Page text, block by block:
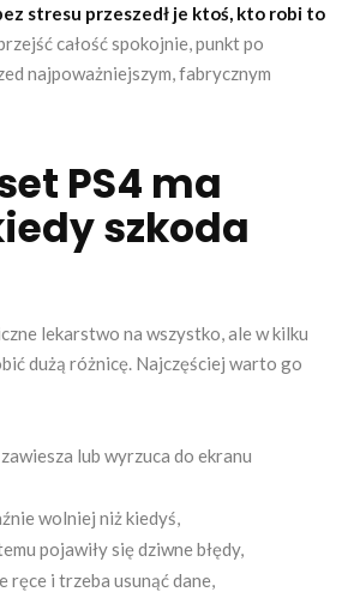
stresu przeszedł je ktoś, kto robi to
całość spokojnie, punkt po
najpoważniejszym, fabrycznym
PS4 ma
szkoda
lekarstwo na wszystko, ale w kilku
dużą różnicę. Najczęściej warto go
lub wyrzuca do ekranu
wolniej niż kiedyś,
pojawiły się dziwne błędy,
ręce i trzeba usunąć dane,